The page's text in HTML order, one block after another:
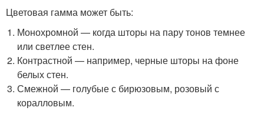
Цветовая гамма может быть:
Монохромной — когда шторы на пару тонов темнее
или светлее стен.
Контрастной — например, черные шторы на фоне
белых стен.
Смежной — голубые с бирюзовым, розовый с
коралловым.